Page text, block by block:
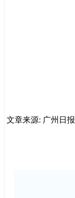
文章来源: 广州日报